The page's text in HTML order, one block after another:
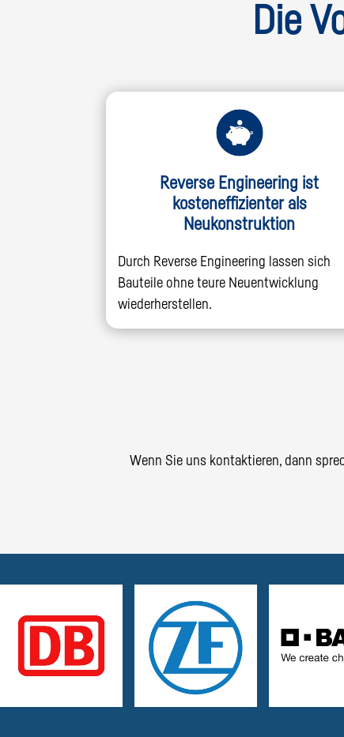
Die
Reverse Engineering ist
kosteneffizienter als
Neukonstruktion
Durch Reverse Engineering lassen sich
Bauteile ohne teure Neuentwicklung
wiederherstellen.
Wenn Sie uns kontaktieren, dann